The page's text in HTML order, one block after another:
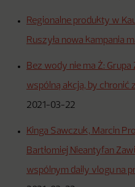
Regionalne produkty w
Ruszyła nowa kampania
Bez wody nie ma Ż:
wspólną akcją, by chronić
2021-03-22
Kinga Sawczuk, Marcin
Bartłomiej Nieantyfan
wspólnym daily vlogu na